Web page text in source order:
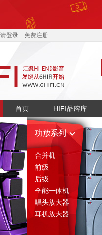
请登录 免费注册
首页 HIFI品牌库
功放系列
合并机
前级
后级
全能一体机
唱头放大器
耳机放大器